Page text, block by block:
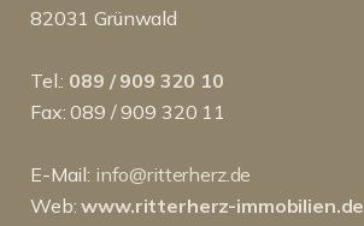
82031 Grünwald
Tel.: 089 / 909 320 10
Fax: 089 / 909 320 11
E-Mail: info@ritterherz.de
Web:www.ritterherz-immobilien.de